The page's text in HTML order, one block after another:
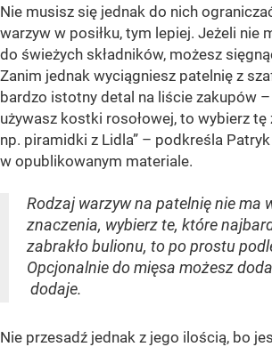
Nie musisz się jednak do nich
warzyw w posiłku, tym lepiej. Jeżeli nie
do świeżych składników, możesz
Zanim jednak wyciągniesz patelnię z
bardzo istotny detal na liście zakupów –
używasz kostki rosołowej, to wybierz tę
np. piramidki z Lidla” – podkreśla
w opublikowanym materiale.
Rodzaj warzyw na patelnię nie ma
znaczenia, wybierz te, które
zabrakło bulionu, to po prostu
Opcjonalnie do mięsa możesz
dodaje.
Nie przesadź jednak z jego ilością, bo